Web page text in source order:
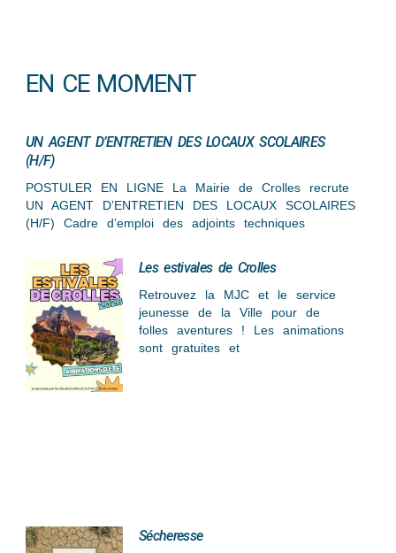
EN CE MOMENT
UN AGENT D’ENTRETIEN DES LOCAUX SCOLAIRES
(H/F)
POSTULER EN LIGNE La Mairie de Crolles recrute
UN AGENT D’ENTRETIEN DES LOCAUX SCOLAIRES
(H/F) Cadre d’emploi des adjoints techniques
Les estivales de Crolles
Retrouvez la MJC et le service
jeunesse de la Ville pour de
folles aventures ! Les animations
sont gratuites et
Sécheresse